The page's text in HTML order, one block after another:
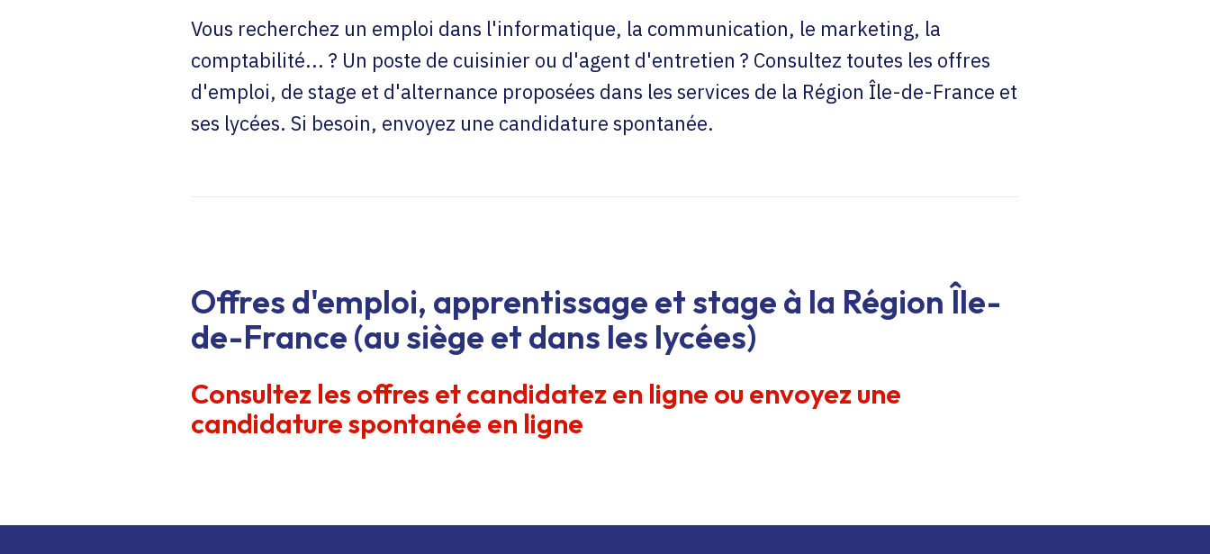
Vous recherchez un emploi dans l'informatique, la communication, le marketing, la
comptabilité... ? Un poste de cuisinier ou d'agent d'entretien ? Consultez toutes les offres
d'emploi, de stage et d'alternance proposées dans les services de la Région Île-de-France et
ses lycées. Si besoin, envoyez une candidature spontanée.
Offres d'emploi, apprentissage et stage à la Région Île-
de-France (au siège et dans les lycées)
Consultez les offres et candidatez en ligne ou envoyez une
candidature spontanée en ligne